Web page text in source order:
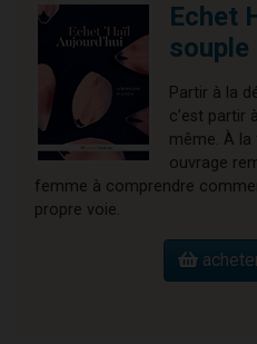
Echet
souple
Partir à la
c’est partir
même. À
ouvrage
femme à comprendre
propre voie.